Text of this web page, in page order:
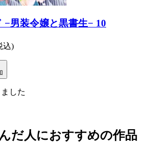
−男装令嬢と黒書生− 10
込)
した
だ人におすすめの作品